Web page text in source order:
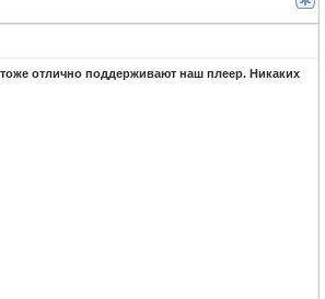
отлично поддерживают наш плеер. Никаких